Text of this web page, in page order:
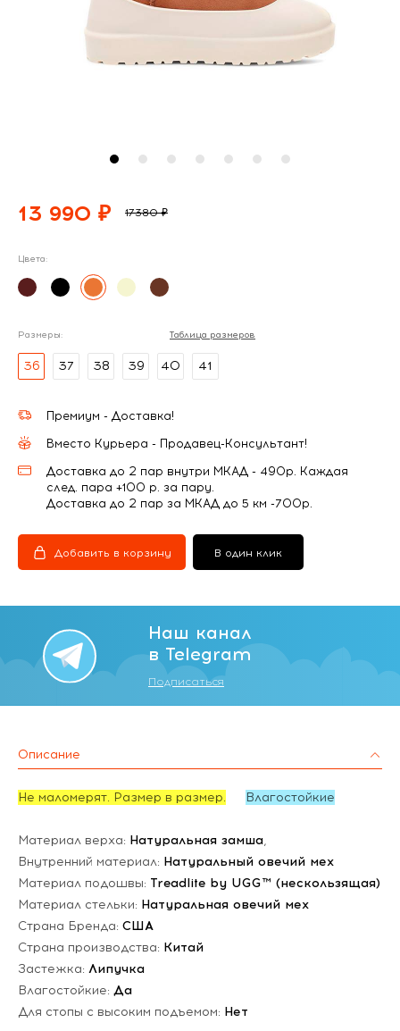
13 990 ₽ 17380 ₽
Цвета:
Размеры: Таблица размеров
36 37 38 39 40 41
Премиум - Доставка!
Вместо Курьера - Продавец-Консультант!
Доставка до 2 пар внутри МКАД - 490р. Каждая
след. пара +100 р. за пару.
Доставка до 2 пар за МКАД до 5 км -700р.
Добавить в корзину В один клик
Наш канал
в Telegram
Подписаться
Описание
Не маломерят. Размер в размер. Влагостойкие
Материал верха: Натуральная замша,
Внутренний материал: Натуральный овечий мех
Материал подошвы: Treadlite by UGG™ (нескользящая)
Материал стельки: Натуральная овечий мех
Страна Бренда: США
Страна производства: Китай
Застежка: Липучка
Влагостойкие: Да
Для стопы с высоким подъемом: Нет